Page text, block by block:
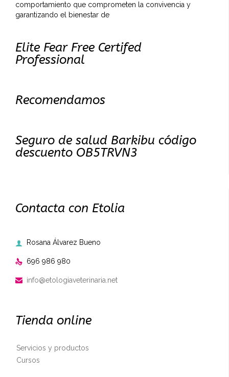
comportamiento que comprometen la convivencia y
garantizando el bienestar de
Elite Fear Free Certifed
Professional
Recomendamos
Seguro de salud Barkibu código
descuento OB5TRVN3
Contacta con Etolia
 Rosana Álvarez Bueno
 696 986 980
 info@etologiaveterinaria.net
Tienda online
Servicios y productos
Cursos